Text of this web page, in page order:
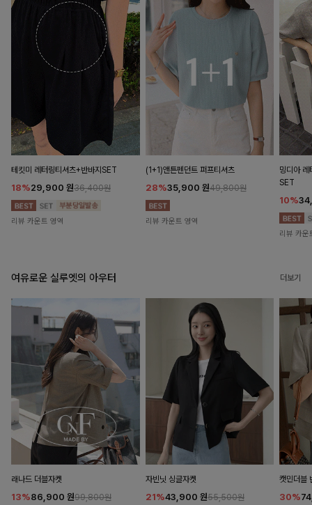
테킷미 레터링티셔츠+반바지SET
18%29,900 원36,400원
리뷰 카운트 영역
(1+1)앤튼펜던트 퍼프티셔츠
28%35,900 원49,800원
리뷰 카운트 영역
밍디아 레
SET
10%
리뷰 카운
여유로운 실루엣의 아우터 더보기
래나드 더블자켓
13%86,900 원99,800원
자빈닛 싱글자켓
21%43,900 원55,500원
캣민더블
30%